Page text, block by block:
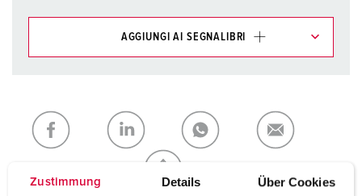
Zustimmung Details Über Cookies
AGGIUNGI AI SEGNALIBRI
CREA NUOVA LISTA